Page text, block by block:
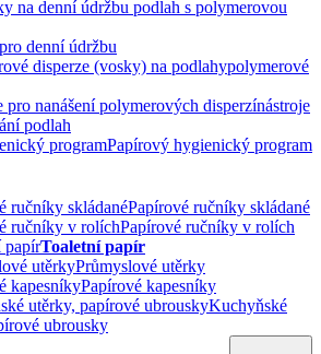
denní údržbu
polymerové
nástroje
podlah
Papírový hygienický program
Papírové ručníky skládané
Papírové ručníky v rolích
Toaletní papír
Průmyslové utěrky
Papírové kapesníky
Kuchyňské
ubrousky